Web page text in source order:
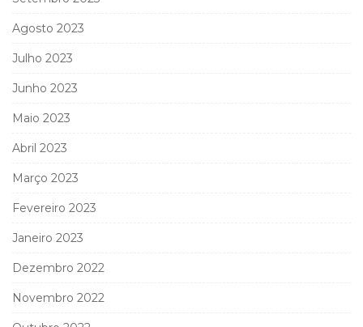
Agosto 2023
Julho 2023
Junho 2023
Maio 2023
Abril 2023
Março 2023
Fevereiro 2023
Janeiro 2023
Dezembro 2022
Novembro 2022